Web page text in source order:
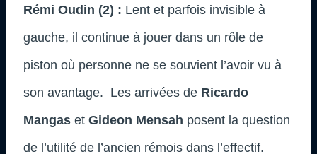
Rémi Oudin (2) : Lent et parfois invisible à
gauche, il continue à jouer dans un rôle de
piston où personne ne se souvient l’avoir vu à
son avantage. Les arrivées de Ricardo
Mangas et Gideon Mensah posent la question
de l’utilité de l’ancien rémois dans l’effectif.